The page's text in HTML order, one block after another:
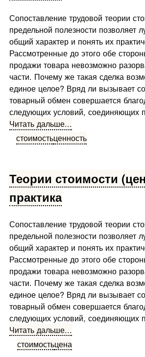
Сопоставление трудовой теории
предельной полезности позволяет
общий характер и понять их
Рассмотренные до этого обе
продажи товара невозможно
части. Почему же та­кая сделка
единое целое? Вряд ли вызывает
товарный обмен совершается
следующих условий, соединяющих
Читать дальше...
стоимостьценность
Теории стоимости
практика
Сопоставление трудовой теории
предельной полезности позволяет
общий характер и понять их
Рассмотренные до этого обе
продажи товара невозможно
части. Почему же та­кая сделка
единое целое? Вряд ли вызывает
товарный обмен совершается
следующих условий, соединяющих
Читать дальше...
стоимостьцена